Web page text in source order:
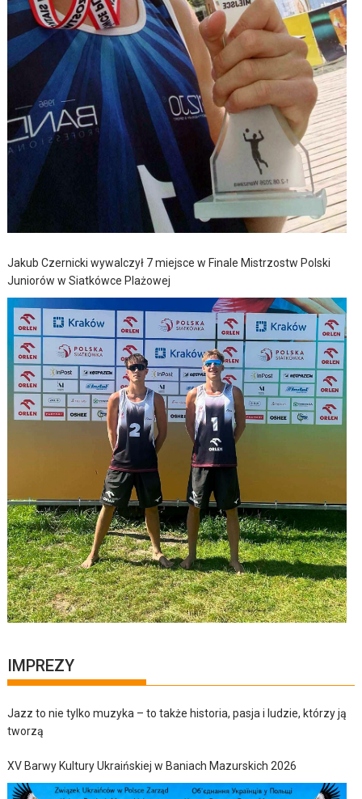
Jakub Czernicki wywalczył 7 miejsce w Finale Mistrzostw Polski
Juniorów w Siatkówce Plażowej
IMPREZY
Jazz to nie tylko muzyka – to także historia, pasja i ludzie, którzy ją
tworzą
XV Barwy Kultury Ukraińskiej w Baniach Mazurskich 2026